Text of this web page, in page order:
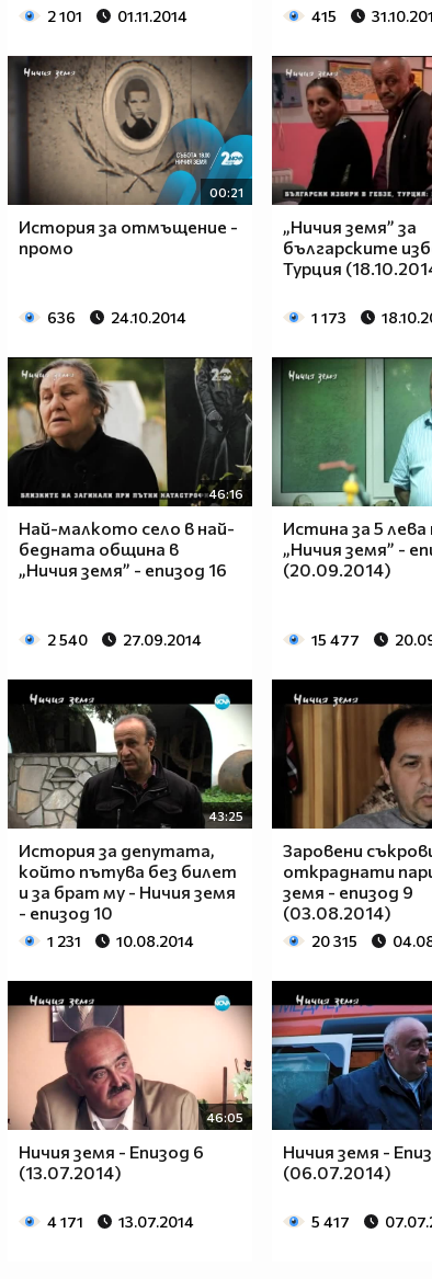
2 101 01.11.2014 415
00:21
История за отмъщение -
промо
636 24.10.2014
„Ничия земя” за
българските
Турция
1 173
46:16
Най-малкото село в най-
бедната община в
„Ничия земя” - епизод 16
2 540 27.09.2014
Истина за 5 лева
„Ничия земя” -
(20.09.2014)
15 477
43:25
История за депутата,
който пътува без билет
и за брат му - Ничия земя
- епизод 10
1 231 10.08.2014
Заровени
откраднати
земя - епизод 9
(03.08.2014)
20 315
46:05
Ничия земя - Епизод 6
(13.07.2014)
4 171 13.07.2014
Ничия земя -
(06.07.2014)
5 417